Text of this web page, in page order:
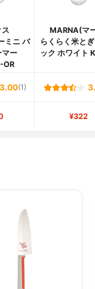
ス
ミニ バ
マー
OR
MARNA(マ
らくらく米と
ック ホワイト
3.00(1)
¥322